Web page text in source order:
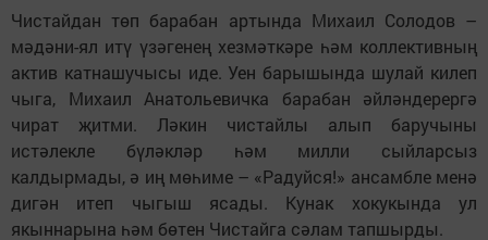
Чистайдан төп барабан артында Михаил Солодов –
мәдәни-ял итү үзәгенең хезмәткәре һәм коллективның
актив катнашучысы иде. Уен барышында шулай килеп
чыга, Михаил Анатольевичка барабан әйләндерергә
чират җитми. Ләкин чистайлы алып баручыны
истәлекле бүләкләр һәм милли сыйларсыз
калдырмады, ә иң мөһиме – «Радуйся!» ансамбле менә
дигән итеп чыгыш ясады. Кунак хокукында ул
якыннарына һәм бөтен Чистайга сәлам тапшырды.